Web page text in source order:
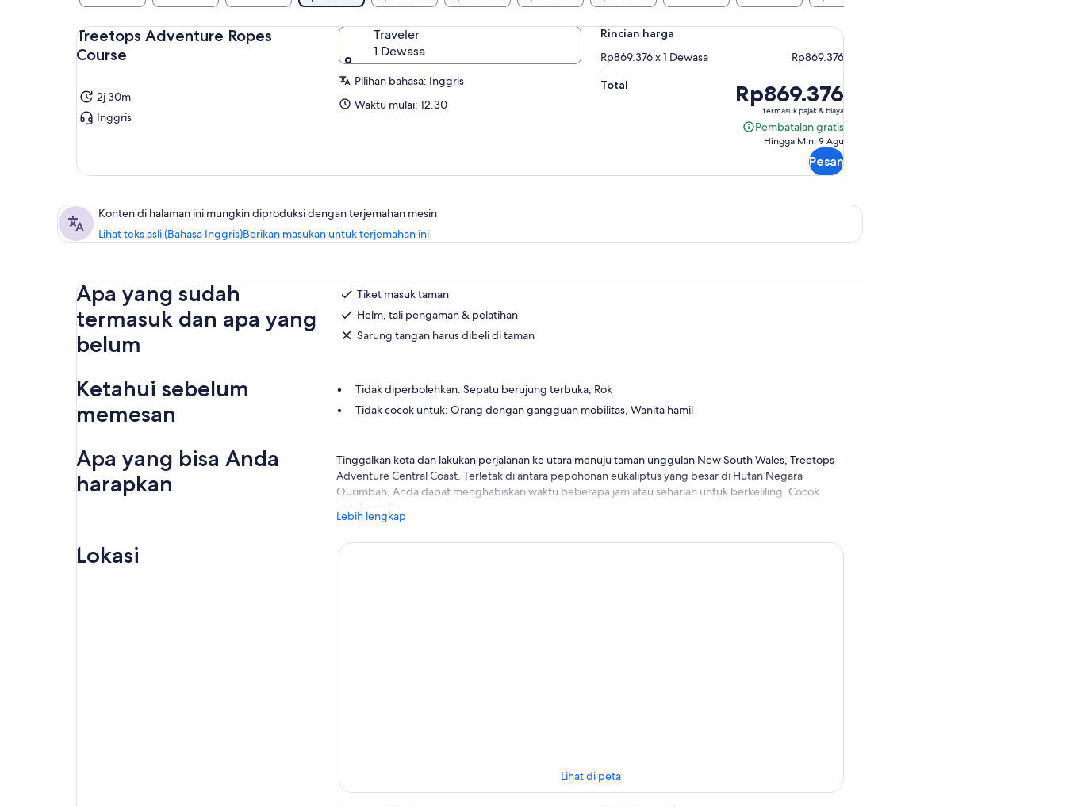
Treetops Adventure Ropes
Course
2j 30m
Inggris
Traveler
1 Dewasa
Pilihan bahasa: Inggris
Waktu mulai: 12.30
Rincian harga
Rp869.376 x 1 Dewasa
Rp869.376
Total
Harga
Rp869.376
Rp869.376
termasuk pajak & biaya
Pembatalan gratis
Pembatalan
Hingga Min, 9 Agu
Pesan
Konten di halaman ini mungkin diproduksi dengan terjemahan mesin
Lihat teks asli (Bahasa Inggris)Berikan masukan untuk terjemahan iniBuka
Apa yang sudah
termasuk dan apa yang
belum
Tiket masuk taman
Helm, tali pengaman & pelatihan
Sarung tangan harus dibeli di taman
Ketahui sebelum
memesan
Tidak diperbolehkan: Sepatu berujung terbuka, Rok
Tidak cocok untuk: Orang dengan gangguan mobilitas, Wanita hamil
Apa yang bisa Anda
harapkan
Tinggalkan kota dan lakukan perjalanan ke utara menuju taman unggulan New South Wales, Treetops
Adventure Central Coast. Terletak di antara pepohonan eukaliptus yang besar di Hutan Negara
Ourimbah, Anda dapat menghabiskan waktu beberapa jam atau seharian untuk berkeliling. Cocok
untuk usia 8+
dikelilingi oleh rimbunnya pepohonan hijau, terdapat beragam petualangan berayun, terbang, dan
Lebih lengkap
Lokasi
Lihat di peta